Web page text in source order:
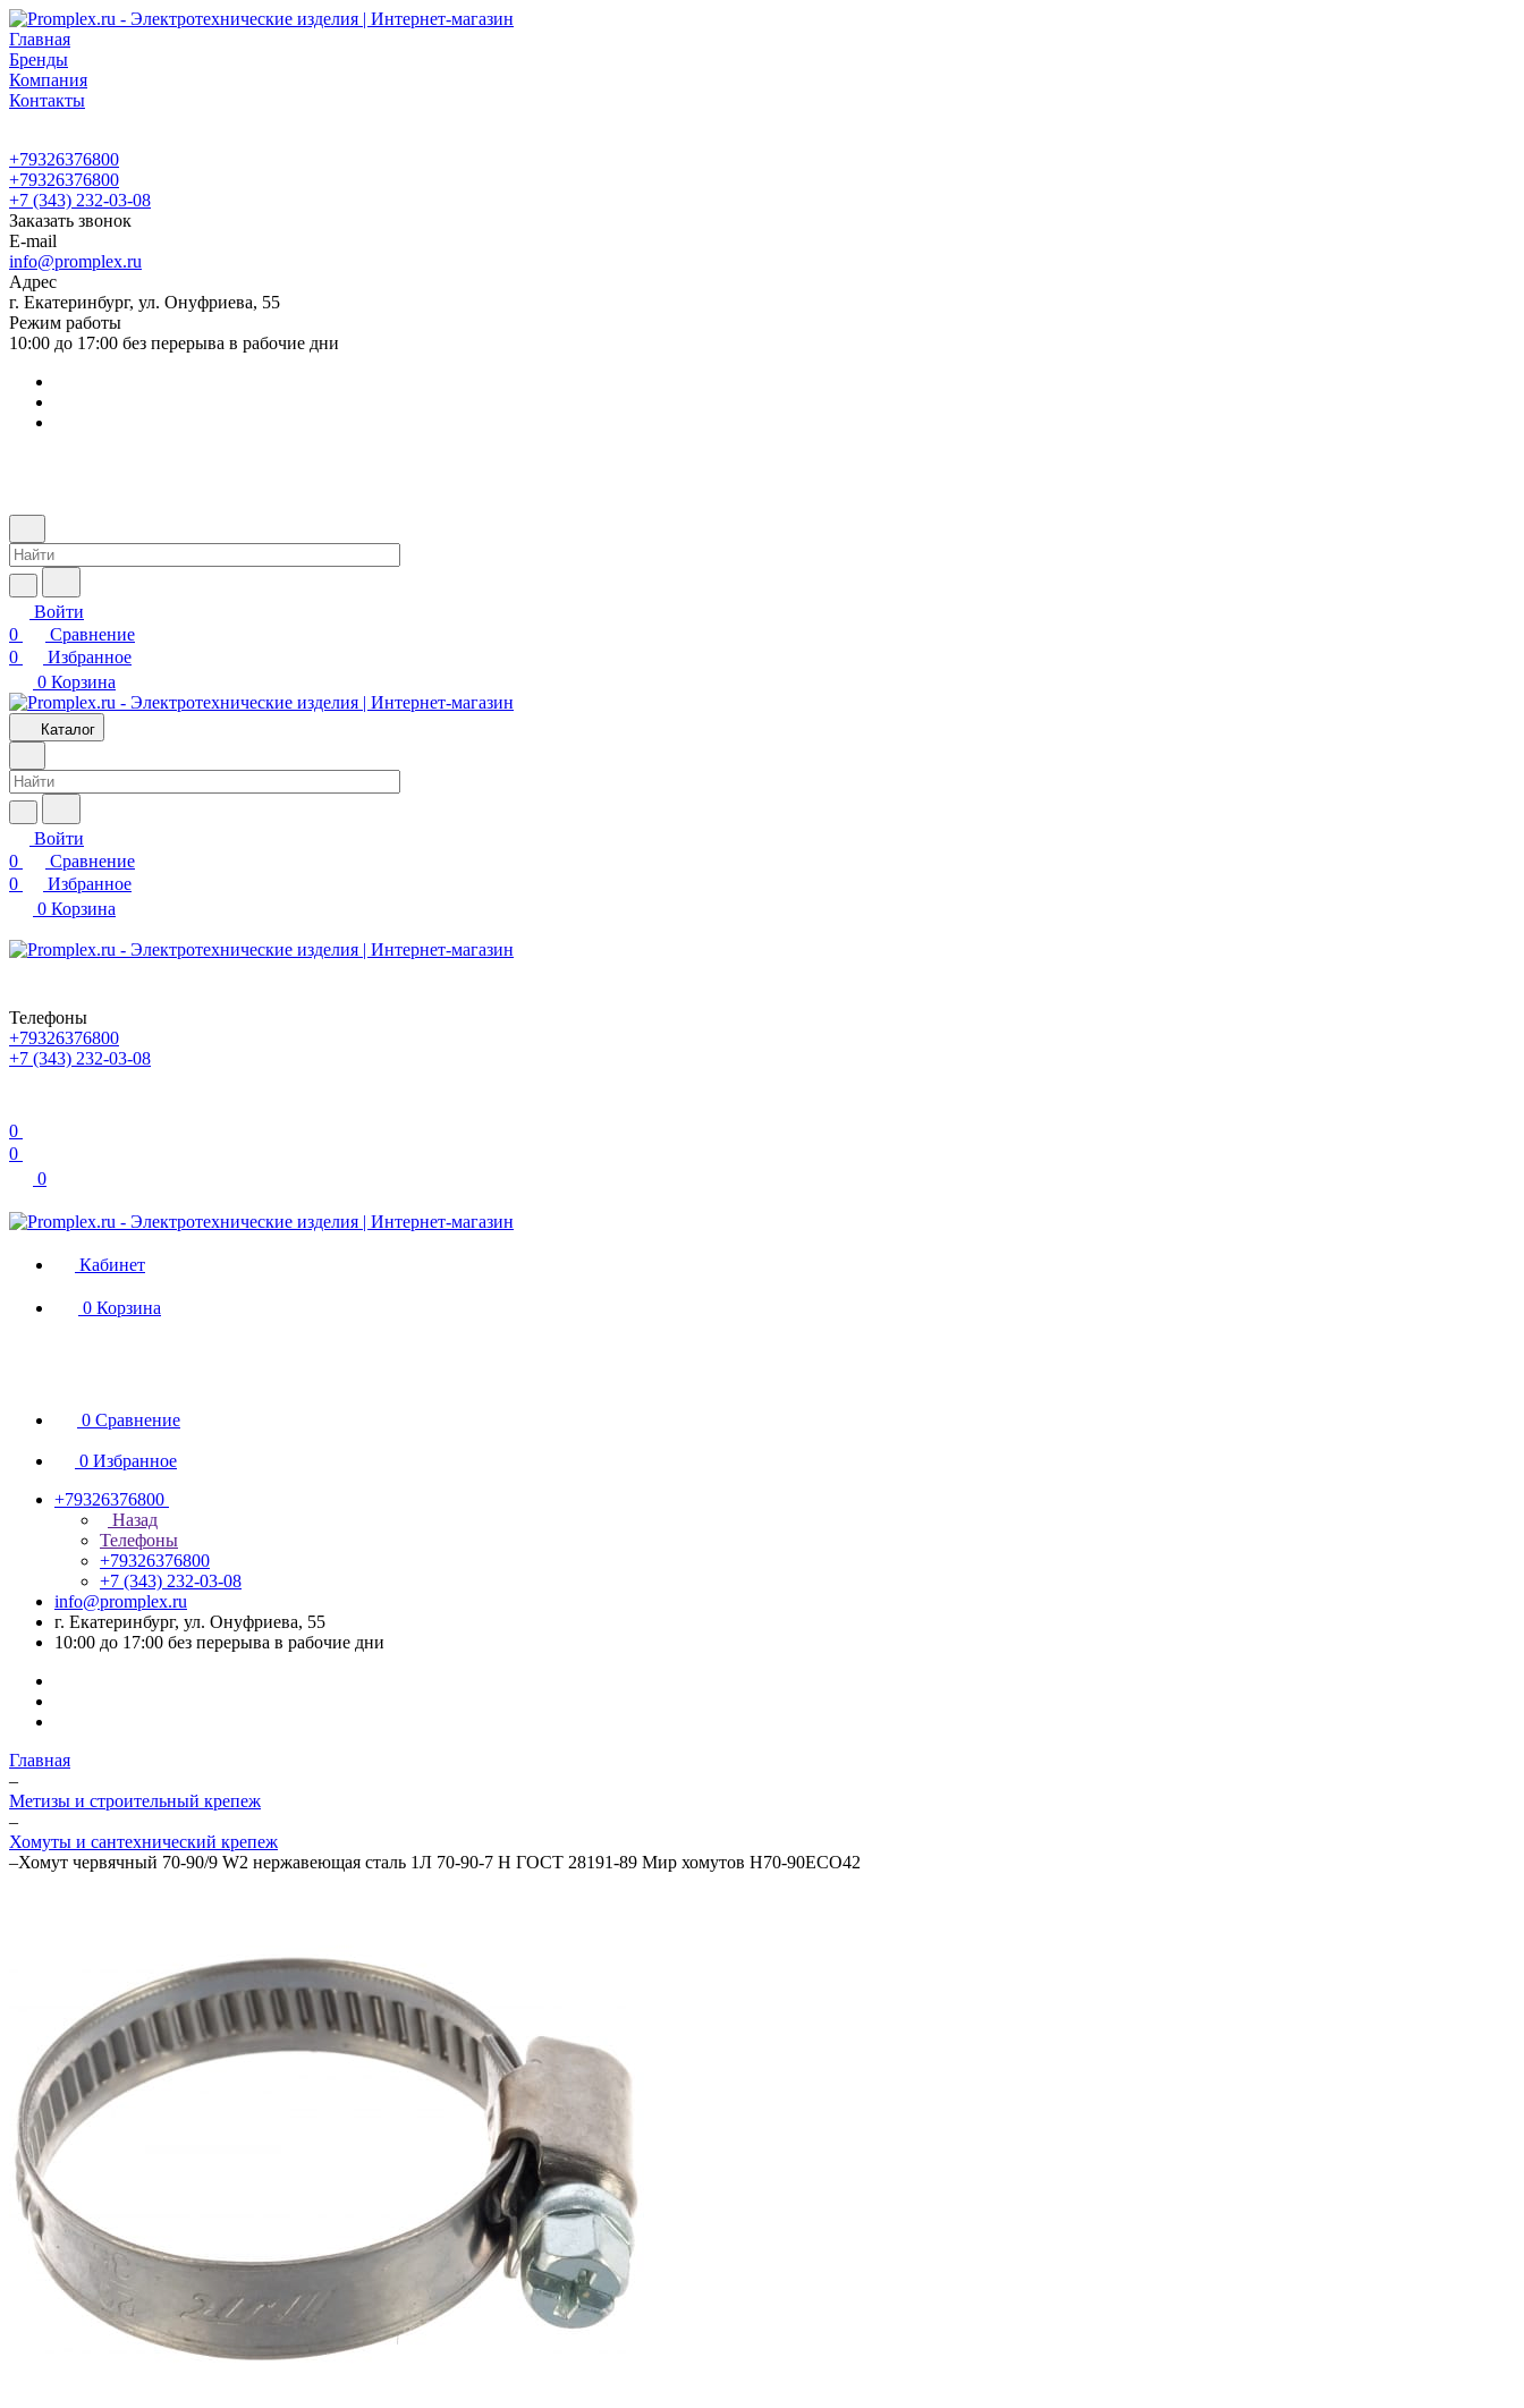
Главная
Бренды
Компания
Контакты
+79326376800
+79326376800
+7 (343) 232-03-08
Заказать звонок
E-mail
info@promplex.ru
Адрес
г. Екатеринбург, ул. Онуфриева, 55
Режим работы
10:00 до 17:00 без перерыва в рабочие дни
Войти
0
Сравнение
0
Избранное
0 Корзина
Каталог
Войти
0
Сравнение
0
Избранное
0 Корзина
Телефоны
+79326376800
+7 (343) 232-03-08
0
0
0
Кабинет
0 Корзина
0 Сравнение
0 Избранное
+79326376800
Назад
Телефоны
+79326376800
+7 (343) 232-03-08
info@promplex.ru
г. Екатеринбург, ул. Онуфриева, 55
10:00 до 17:00 без перерыва в рабочие дни
Главная
–
Метизы и строительный крепеж
–
Хомуты и сантехнический крепеж
–Хомут червячный 70-90/9 W2 нержавеющая сталь 1Л 70-90-7 Н ГОСТ 28191-89 Мир хомутов H70-90ECO42